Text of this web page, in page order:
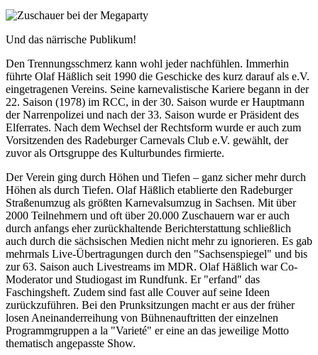
Und das närrische Publikum!
Den Trennungsschmerz kann wohl jeder nachfühlen. Immerhin
führte Olaf Häßlich seit 1990 die Geschicke des kurz darauf als e.V.
eingetragenen Vereins. Seine karnevalistische Kariere begann in der
22. Saison (1978) im RCC, in der 30. Saison wurde er Hauptmann
der Narrenpolizei und nach der 33. Saison wurde er Präsident des
Elferrates. Nach dem Wechsel der Rechtsform wurde er auch zum
Vorsitzenden des Radeburger Carnevals Club e.V. gewählt, der
zuvor als Ortsgruppe des Kulturbundes firmierte.
Der Verein ging durch Höhen und Tiefen – ganz sicher mehr durch
Höhen als durch Tiefen. Olaf Häßlich etablierte den Radeburger
Straßenumzug als größten Karnevalsumzug in Sachsen. Mit über
2000 Teilnehmern und oft über 20.000 Zuschauern war er auch
durch anfangs eher zurückhaltende Berichterstattung schließlich
auch durch die sächsischen Medien nicht mehr zu ignorieren. Es gab
mehrmals Live-Übertragungen durch den "Sachsenspiegel" und bis
zur 63. Saison auch Livestreams im MDR. Olaf Häßlich war Co-
Moderator und Studiogast im Rundfunk. Er "erfand" das
Faschingsheft. Zudem sind fast alle Couver auf seine Ideen
zurückzuführen. Bei den Prunksitzungen macht er aus der früher
losen Aneinanderreihung von Bühnenauftritten der einzelnen
Programmgruppen a la "Varieté" er eine an das jeweilige Motto
thematisch angepasste Show.